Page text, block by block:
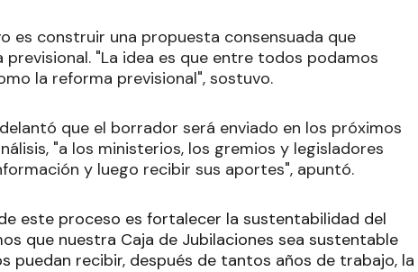
es construir una propuesta consensuada que
"La idea es que entre todos podamos
la reforma previsional", sostuvo.
que el borrador será enviado en los próximos
"a los ministerios, los gremios y legisladores
y luego recibir sus aportes", apuntó.
este proceso es fortalecer la sustentabilidad del
que nuestra Caja de Jubilaciones sea sustentable
puedan recibir, después de tantos años de trabajo, la